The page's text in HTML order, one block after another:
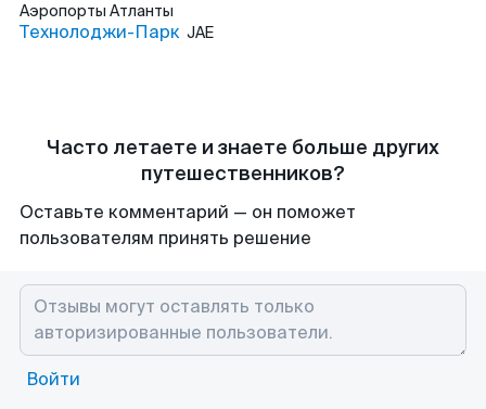
Аэропорты Атланты
Технолоджи-Парк JAE
Часто летаете и знаете больше других
путешественников?
Оставьте комментарий — он поможет
пользователям принять решение
Войти